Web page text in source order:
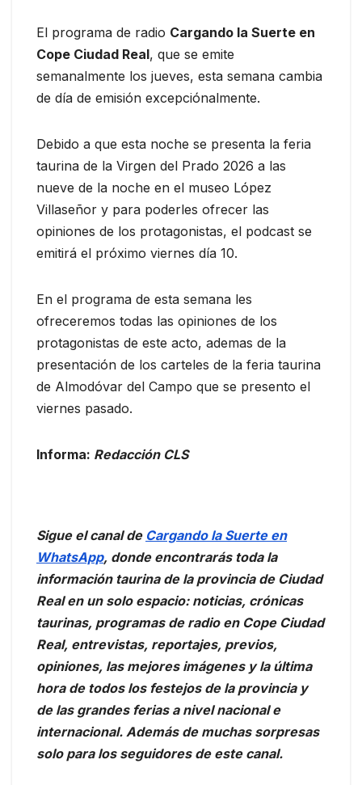
El programa de radio Cargando la Suerte en
Cope Ciudad Real, que se emite
semanalmente los jueves, esta semana cambia
de día de emisión excepciónalmente.
Debido a que esta noche se presenta la feria
taurina de la Virgen del Prado 2026 a las
nueve de la noche en el museo López
Villaseñor y para poderles ofrecer las
opiniones de los protagonistas, el podcast se
emitirá el próximo viernes día 10.
En el programa de esta semana les
ofreceremos todas las opiniones de los
protagonistas de este acto, ademas de la
presentación de los carteles de la feria taurina
de Almodóvar del Campo que se presento el
viernes pasado.
Informa: Redacción CLS
Sigue el canal de Cargando la Suerte en
WhatsApp, donde encontrarás toda la
información taurina de la provincia de Ciudad
Real en un solo espacio: noticias, crónicas
taurinas, programas de radio en Cope Ciudad
Real, entrevistas, reportajes, previos,
opiniones, las mejores imágenes y la última
hora de todos los festejos de la provincia y
de las grandes ferias a nivel nacional e
internacional. Además de muchas sorpresas
solo para los seguidores de este canal.